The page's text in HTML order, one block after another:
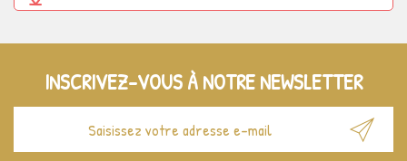
INSCRIVEZ-VOUS À NOTRE NEWSLETTER